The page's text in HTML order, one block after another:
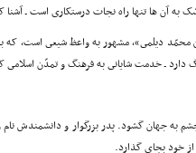
به آن ها تنها راه نجات درستکارى است ـ آشنا
دیلمى»، مشهور به واعظ شیعى است، که
دارد ـ خدمت شایانى به فرهنگ و تمدّن
به جهان گشود. پدر بزرگوار و دانشمندش
خود بجاى گذارد.